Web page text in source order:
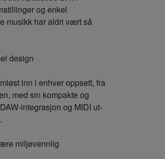
og enkel
musikk har aldri vært så
design
inn i enhver oppsett, fra
med sin kompakte og
integrasjon og MIDI ut-
miljøvennlig